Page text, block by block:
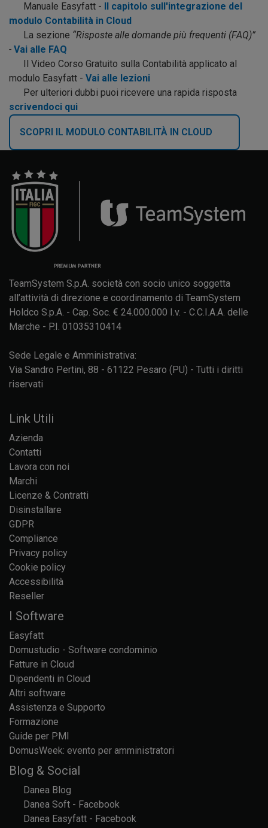
Manuale Easyfatt - Il capitolo sull'integrazione del
modulo Contabilità in Cloud
La sezione “Risposte alle domande più frequenti (FAQ)”
- Vai alle FAQ
Il Video Corso Gratuito sulla Contabilità applicato al
modulo Easyfatt - Vai alle lezioni
Per ulteriori dubbi puoi ricevere una rapida risposta
scrivendoci qui
SCOPRI IL MODULO CONTABILITÀ IN CLOUD
TeamSystem S.p.A. società con socio unico soggetta
all’attività di direzione e coordinamento di TeamSystem
Holdco S.p.A. - Cap. Soc. € 24.000.000 I.v. - C.C.I.A.A. delle
Marche - P.I. 01035310414
Sede Legale e Amministrativa:
Via Sandro Pertini, 88 - 61122 Pesaro (PU) - Tutti i diritti
riservati
Link Utili
Azienda
Contatti
Lavora con noi
Marchi
Licenze & Contratti
Disinstallare
GDPR
Compliance
Privacy policy
Cookie policy
Accessibilità
Reseller
I Software
Easyfatt
Domustudio - Software condominio
Fatture in Cloud
Dipendenti in Cloud
Altri software
Assistenza e Supporto
Formazione
Guide per PMI
DomusWeek: evento per amministratori
Blog & Social
Danea Blog
Danea Soft - Facebook
Danea Easyfatt - Facebook